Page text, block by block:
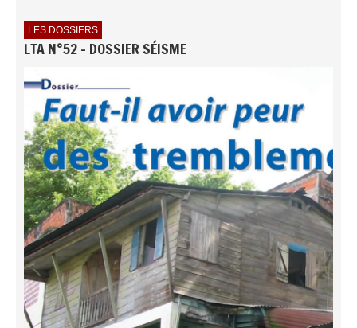
LES DOSSIERS
LTA N°52 - DOSSIER SÉISME